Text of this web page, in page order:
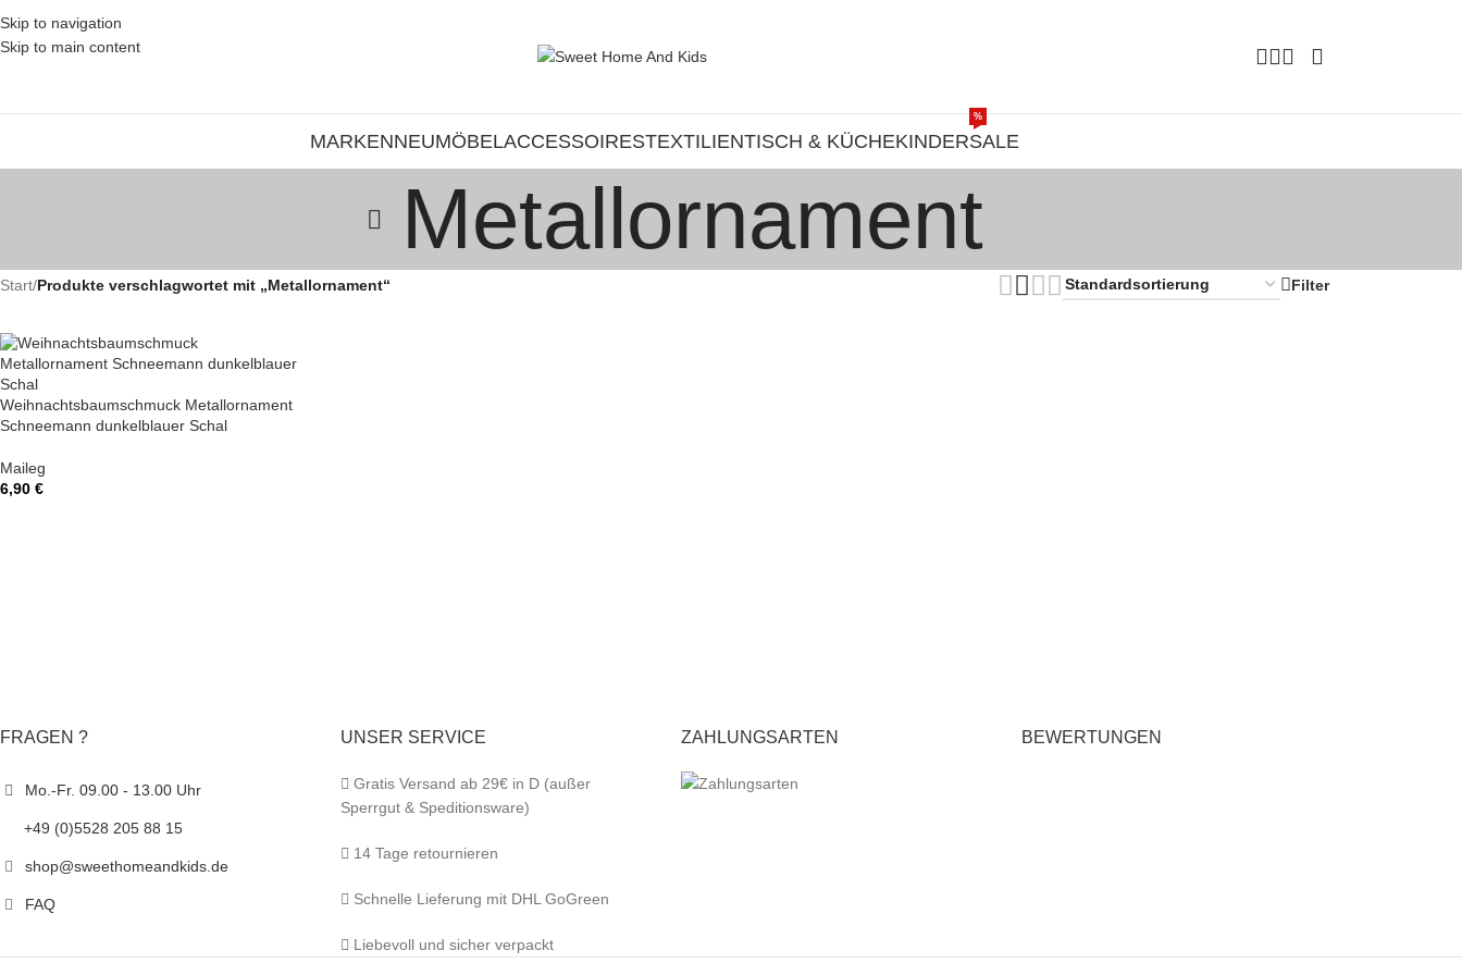
Skip to navigation
Skip to main content
MARKENNEUMÖBELACCESSOIRESTEXTILIENTISCH & KÜCHEKINDERSALE
%
Metallornament
Start/Produkte verschlagwortet mit „Metallornament“ Filter
Weihnachtsbaumschmuck Metallornament
Schneemann dunkelblauer Schal
Maileg
6,90 €
FRAGEN ?
Mo.-Fr. 09.00 - 13.00 Uhr
+49 (0)5528 205 88 15
shop@sweethomeandkids.de
FAQ
UNSER SERVICE
Gratis Versand ab 29€ in D (außer
Sperrgut & Speditionsware)
14 Tage retournieren
Schnelle Lieferung mit DHL GoGreen
Liebevoll und sicher verpackt
ZAHLUNGSARTEN BEWERTUNGEN